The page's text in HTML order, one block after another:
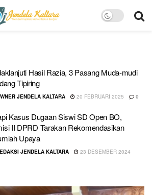
Hasil Razia, 3 Pasang Muda-mudi
Tipiring
JENDELA KALTARA 20 FEBRUARI 2025 0
Kasus Dugaan Siswi SD Open BO,
II DPRD Tarakan Rekomendasikan
Upaya
JENDELA KALTARA
23 DESEMBER 2024